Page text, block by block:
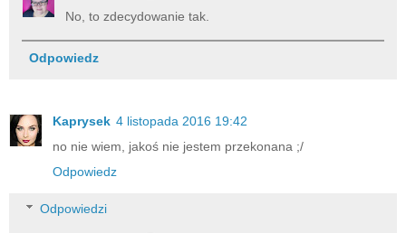
No, to zdecydowanie tak.
Odpowiedz
Kaprysek 4 listopada 2016 19:42
no nie wiem, jakoś nie jestem przekonana ;/
Odpowiedz
Odpowiedzi